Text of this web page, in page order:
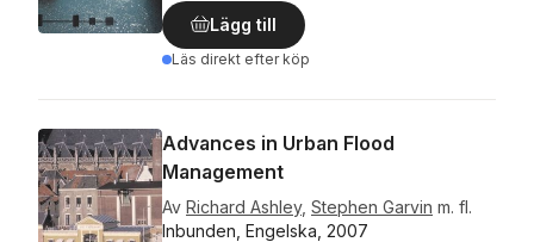
Lägg till
Läs direkt efter köp
Advances in Urban Flood
Management
Av Richard Ashley, Stephen Garvin m. fl.
Inbunden, Engelska, 2007